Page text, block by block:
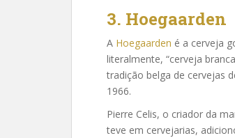
3. Hoegaarden
A Hoegaarden é a cerveja
literalmente, “cerveja
tradição belga de cervejas
1966.
Pierre Celis, o criador da
teve em cervejarias,